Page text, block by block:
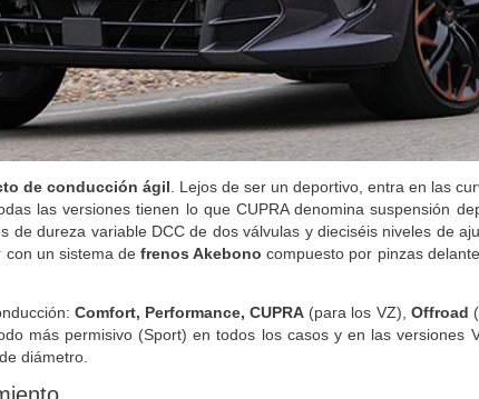
de conducción ágil. Lejos de ser un deportivo, entra en las
las versiones tienen lo que CUPRA denomina suspensión
de dureza variable DCC de dos válvulas y dieciséis niveles de
un sistema de
Comfort, Performance, CUPRA(para los VZ),Offroad
más permisivo (Sport) en todos los casos y en las versiones